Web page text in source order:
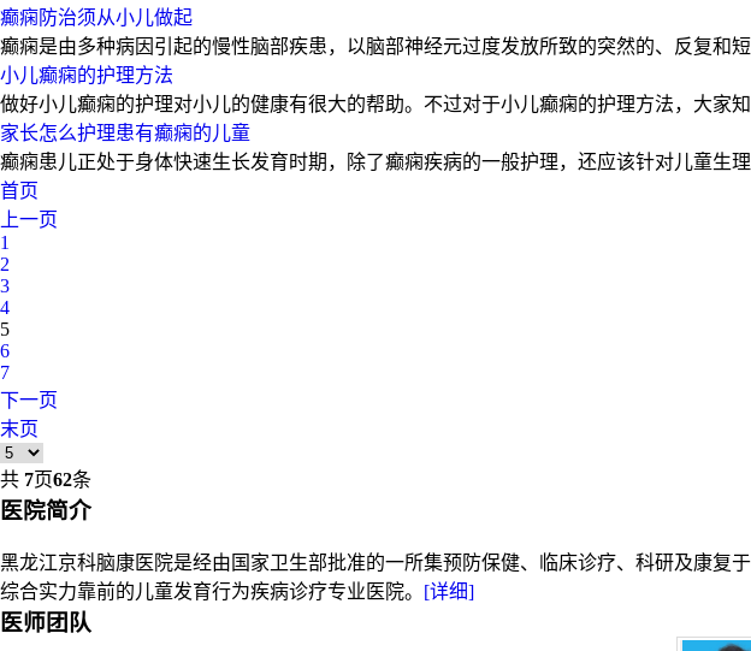
癫痫防治须从小儿做起
癫痫是由多种病因引起的慢性脑部疾患，以脑部神经元过度发放所致的突然的、反复和
小儿癫痫的护理方法
做好小儿癫痫的护理对小儿的健康有很大的帮助。不过对于小儿癫痫的护理方法，大家
家长怎么护理患有癫痫的儿童
癫痫患儿正处于身体快速生长发育时期，除了癫痫疾病的一般护理，还应该针对儿童生
首页
上一页
1
2
3
4
5
6
7
下一页
末页
共 7页62条
医院简介
黑龙江京科脑康医院是经由国家卫生部批准的一所集预防保健、临床诊疗、科研及康
综合实力靠前的儿童发育行为疾病诊疗专业医院。 [详细]
医师团队